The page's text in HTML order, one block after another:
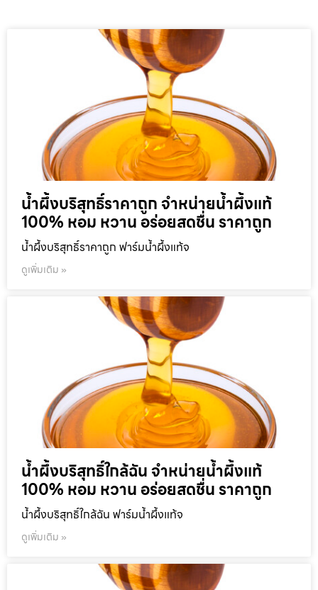
น้ำผึ้งบริสุทธิ์ราคาถูก จำหน่ายน้ำผึ้งแท้
100% หอม หวาน อร่อยสดชื่น ราคาถูก
น้ำผึ้งบริสุทธิ์ราคาถูก ฟาร์มน้ำผึ้งแท้จ
ดูเพิ่มเติม »
น้ำผึ้งบริสุทธิ์ใกล้ฉัน จำหน่ายน้ำผึ้งแท้
100% หอม หวาน อร่อยสดชื่น ราคาถูก
น้ำผึ้งบริสุทธิ์ใกล้ฉัน ฟาร์มน้ำผึ้งแท้จ
ดูเพิ่มเติม »